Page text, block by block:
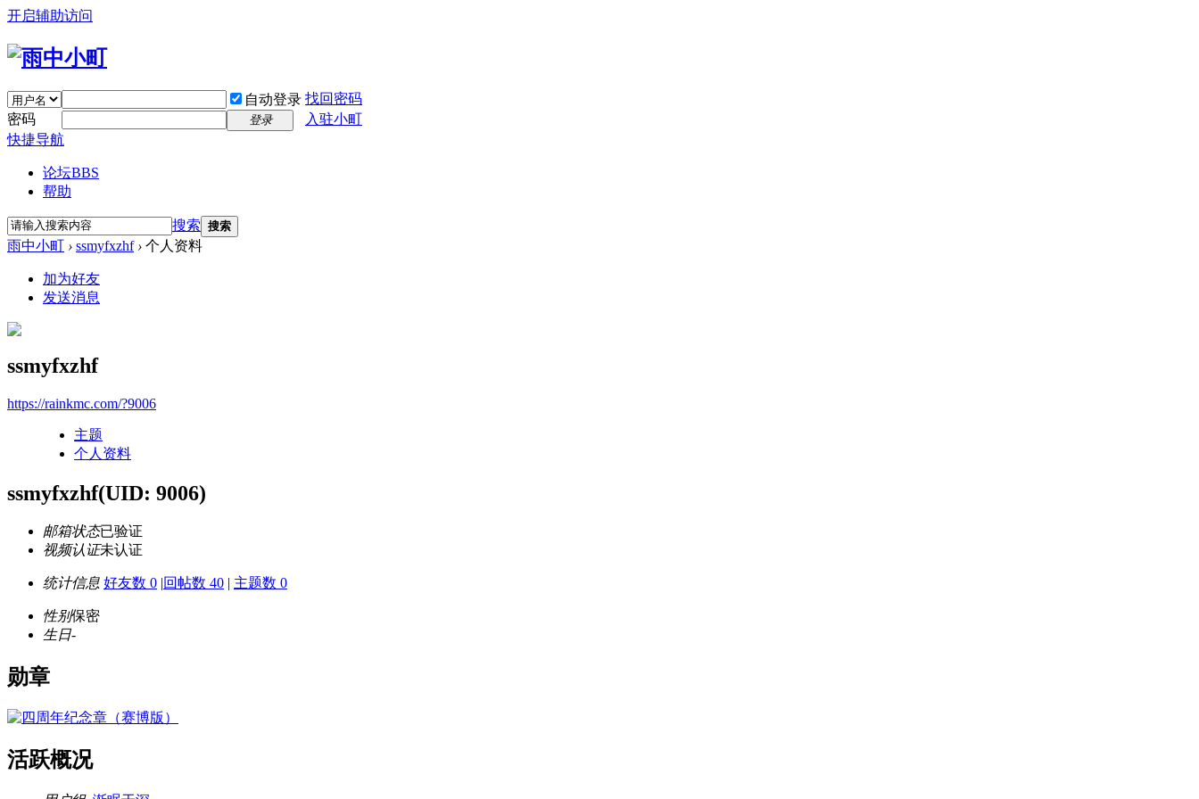
开启辅助访问
自动登录 找回密码
密码
登录
入驻小町
快捷导航
论坛BBS
帮助
搜索 搜索
雨中小町 › ssmyfxzhf › 个人资料
加为好友
发送消息
ssmyfxzhf
https://rainkmc.com/?9006
主题
个人资料
ssmyfxzhf(UID: 9006)
邮箱状态已验证
视频认证未认证
统计信息 好友数 0 |回帖数 40 | 主题数 0
性别保密
生日-
勋章
活跃概况